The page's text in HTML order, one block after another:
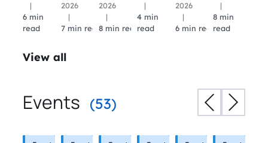
|
6 min
read
2026
|
7 min read
2026
|
8 min read
|
4 min
read
2026
|
6 min read
|
8 min
read
View all
Events (53)